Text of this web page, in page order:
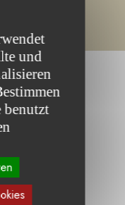
und
benutzt